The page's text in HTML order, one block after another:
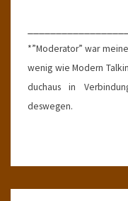
*”Moderator” war
wenig wie Modern
duchaus in
deswegen.